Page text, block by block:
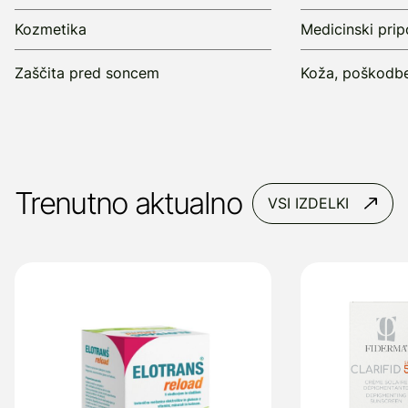
Kozmetika
Zaščita pred soncem
Medicinski
Koža,
Trenutno aktualno VSI IZDELKI